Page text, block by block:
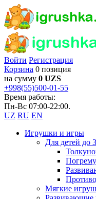
Войти Регистрация
Корзина 0 позиция
на сумму 0 UZS
+998(55)500-01-55
Время работы:
Пн-Вс 07:00-22:00.
UZ RU EN
Игрушки и игры
Для детей до
Мягкие